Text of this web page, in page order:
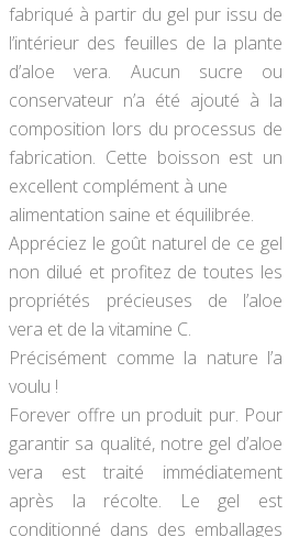
fabriqué à partir du gel pur issu de
l’intérieur des feuilles de la plante
d’aloe vera. Aucun sucre ou
conservateur n’a été ajouté à la
composition lors du processus de
fabrication. Cette boisson est un
excellent complément à une
alimentation saine et équilibrée.
Appréciez le goût naturel de ce gel
non dilué et profitez de toutes les
propriétés précieuses de l’aloe
vera et de la vitamine C.
Précisément comme la nature l’a
voulu !
Forever offre un produit pur. Pour
garantir sa qualité, notre gel d’aloe
vera est traité immédiatement
après la récolte. Le gel est
conditionné dans des emballages